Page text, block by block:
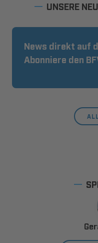
UNSERE
News direkt auf
Abonniere den